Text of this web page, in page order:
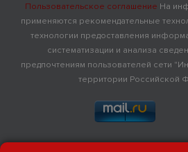
Пользовательское соглашение На
применяются рекомендательные
технологии предоставления
систематизации и анализа
предпочтениям пользователей сети
территории Российской